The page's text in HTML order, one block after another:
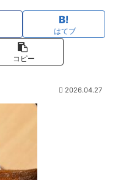
はてブ
コピー
2026.04.27